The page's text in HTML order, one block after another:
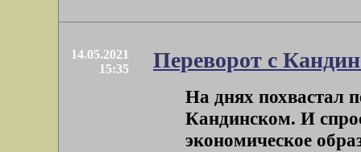
14.05.2021
15:35
Переворот с
На днях похвастал
Кандинском. И
экономическое